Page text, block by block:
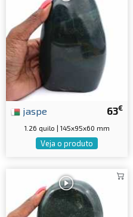
63€
jaspe
1.26 quilo | 145x95x60 mm
Veja o produto